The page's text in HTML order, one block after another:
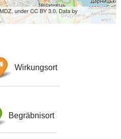
under CC BY 3.0. Data by
Wirkungsort
Begräbnisort